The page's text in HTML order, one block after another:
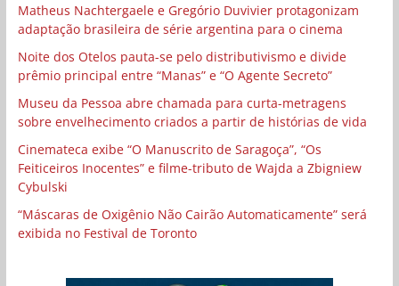
Matheus Nachtergaele e Gregório Duvivier protagonizam
adaptação brasileira de série argentina para o cinema
Noite dos Otelos pauta-se pelo distributivismo e divide
prêmio principal entre “Manas” e “O Agente Secreto”
Museu da Pessoa abre chamada para curta-metragens
sobre envelhecimento criados a partir de histórias de vida
Cinemateca exibe “O Manuscrito de Saragoça”, “Os
Feiticeiros Inocentes” e filme-tributo de Wajda a Zbigniew
Cybulski
“Máscaras de Oxigênio Não Cairão Automaticamente” será
exibida no Festival de Toronto